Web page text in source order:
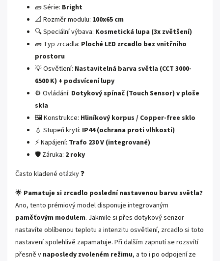
🧱 Série: Bright
📐 Rozměr modulu: 100x65 cm
🔍 Speciální výbava: Kosmetická lupa (3x zvětšení)
🧱 Typ zrcadla: Ploché LED zrcadlo bez vnitřního
prostoru
💡 Osvětlení: Nastavitelná barva světla (CCT 3000-
6500 K) + podsvícení lupy
⚙️ Ovládání: Dotykový spínač (Touch Sensor) v ploše
skla
🖼️ Konstrukce: Hliníkový korpus / Copper-free sklo
💧 Stupeň krytí: IP44 (ochrana proti vlhkosti)
⚡ Napájení: Trafo 230 V (integrované)
🛡️ Záruka: 2 roky
Často kladené otázky ❓
🌟 Pamatuje si zrcadlo poslední nastavenou barvu světla?
Ano, tento prémiový model disponuje integrovaným
paměťovým modulem. Jakmile si přes dotykový senzor
nastavíte oblíbenou teplotu a intenzitu osvětlení, zrcadlo si toto
nastavení spolehlivě zapamatuje. Při dalším zapnutí se rozsvítí
přesně v naposledy zvoleném režimu, a to i po odpojení ze